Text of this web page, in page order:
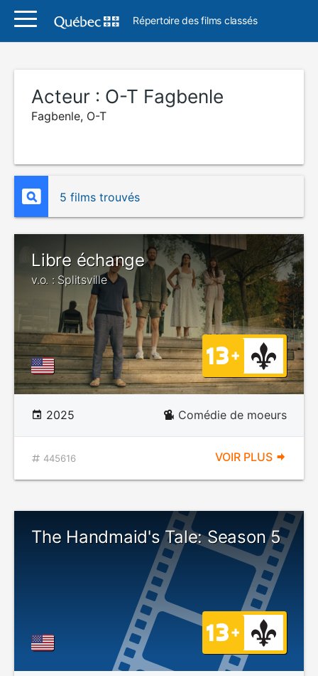
Répertoire des films classés
Acteur : O-T Fagbenle
Fagbenle, O-T
5 films trouvés
Libre échange
v.o. : Splitsville
2025 Comédie de moeurs
445616 VOIR PLUS
The Handmaid's Tale: Season 5